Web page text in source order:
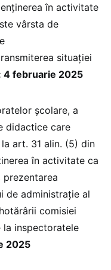
în activitate
vârsta de
situaţiei
4 februarie 2025
şcolare, a
didactice care
art. 31 alin. (5) din
în activitate ca
de administraţie al
comisiei
la inspectoratele
2025